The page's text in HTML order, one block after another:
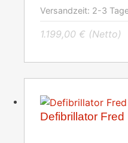
Versandzeit: 2-3
1.199,00 € (Netto)
Defibrillator